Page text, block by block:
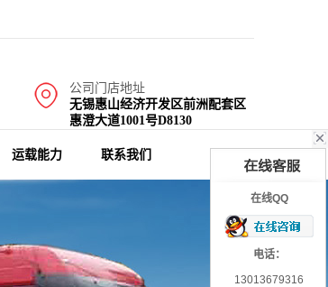
公司门店地址
无锡惠山经济开发区前洲配套区
惠澄大道1001号D8130
运载能力 联系我们
在线QQ
电话：
13013679316